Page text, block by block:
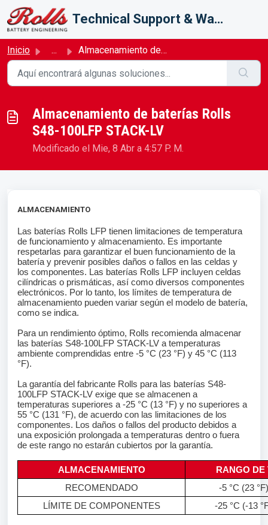
Saltar al contenido principal
Technical Support & Warranty
Inicio ... Almacenamiento de baterías Rolls S48-100LFP STACK-LV
Almacenamiento de baterías Rolls
S48-100LFP STACK-LV
Modificado el Mie, 8 Abr a 4:57 P. M.
ALMACENAMIENTO
Las baterías Rolls LFP tienen limitaciones de temperatura
de funcionamiento y almacenamiento. Es importante
respetarlas para garantizar el buen funcionamiento de la
batería y prevenir posibles daños o fallos en las celdas y
los componentes. Las baterías Rolls LFP incluyen celdas
cilíndricas o prismáticas, así como diversos componentes
electrónicos. Por lo tanto, los límites de temperatura de
almacenamiento pueden variar según el modelo de batería,
como se indica.
Para un rendimiento óptimo, Rolls recomienda almacenar
las baterías S48-100LFP STACK-LV a temperaturas
ambiente comprendidas entre -5 °C (23 °F) y 45 °C (113
°F).
La garantía del fabricante Rolls para las baterías S48-
100LFP STACK-LV exige que se almacenen a
temperaturas superiores a -25 °C (13 °F) y no superiores a
55 °C (131 °F), de acuerdo con las limitaciones de los
componentes. Los daños o fallos del producto debidos a
una exposición prolongada a temperaturas dentro o fuera
de este rango no estarán cubiertos por la garantía.
ALMACENAMIENTO
RANGO DE
RECOMENDADO
-5 °C (23
LÍMITE DE COMPONENTES
-25 °C (-13